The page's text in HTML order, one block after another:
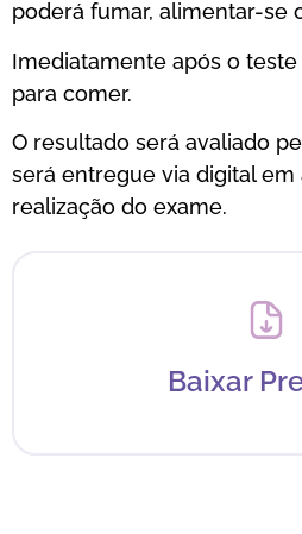
poderá fumar, alimentar-se
Imediatamente após o
para comer.
O resultado será avaliado
será entregue via digital em
realização do exame.
Baixar